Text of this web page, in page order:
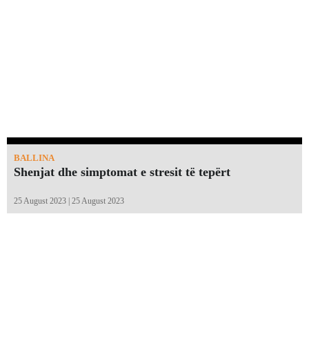
BALLINA
Shenjat dhe simptomat e stresit të tepërt
25 August 2023 | 25 August 2023